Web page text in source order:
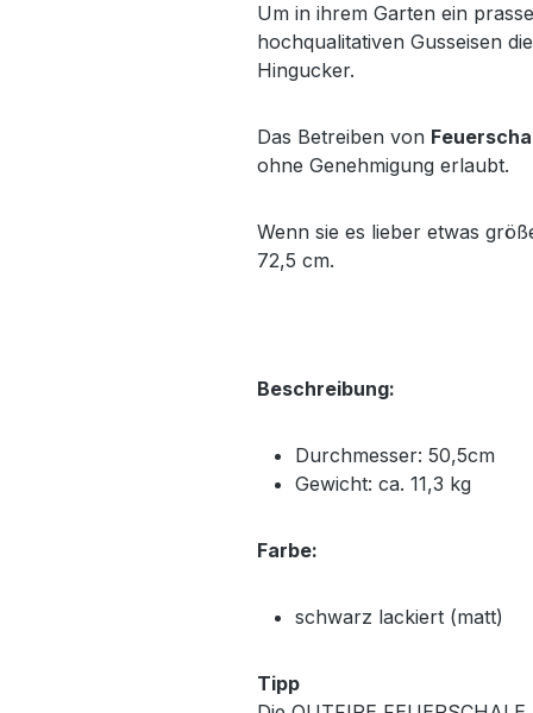
Um in ihrem Garten ein
hochqualitativen Gusseisen
Hingucker.
Das Betreiben von
ohne Genehmigung erlaubt.
Wenn sie es lieber etwas
72,5 cm.
Beschreibung:
Durchmesser: 50,5cm
Gewicht: ca. 11,3 kg
Farbe:
schwarz lackiert (matt)
Tipp